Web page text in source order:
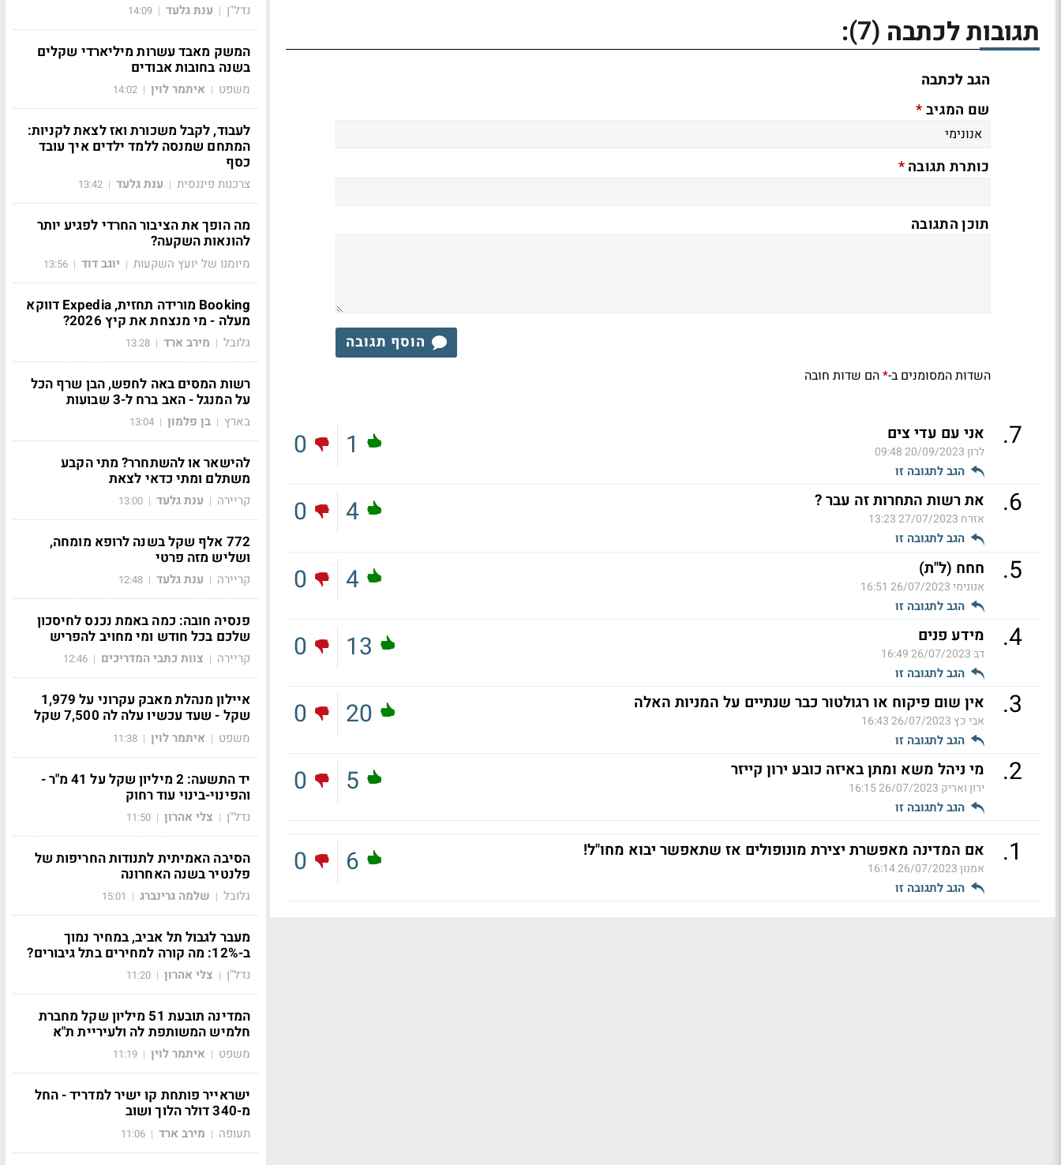
תגובות לכתבה (7)
:
הגב לכתבה
שם המגיב*
כותרת תגובה*
תוכן התגובה
הוסף תגובה
השדות המסומנים ב-*הם שדות חובה
7
. אני עם עדי צים
לרון20/09/2023 09:48
הגב לתגובה זו
1
0
6
. את רשות התחרות זה עבר ?
אזרח 27/07/2023 13:23
הגב לתגובה זו
4
0
5
. חחח (ל"ת)
אנונימי26/07/2023 16:51
הגב לתגובה זו
4
0
4
. מידע פנים
דב26/07/2023 16:49
הגב לתגובה זו
13
0
3
. אין שום פיקוח או רגולטור כבר שנתיים על המניות האלה
אבי כץ 26/07/2023 16:43
הגב לתגובה זו
20
0
2
. מי ניהל משא ומתן באיזה כובע ירון קייזר
ירון ואריק 26/07/2023 16:15
הגב לתגובה זו
5
0
1
. אם המדינה מאפשרת יצירת מונופולים אז שתאפשר יבוא מחו"ל!
אמנון26/07/2023 16:14
הגב לתגובה זו
6
0
נדל"ן | ענת גלעד |
14:09
המשק מאבד עשרות מיליארדי שקלים
בשנה בחובות אבודים
משפט | איתמר לוין |
14:02
לעבוד, לקבל משכורת ואז לצאת לקניות:
המתחם שמנסה ללמד ילדים איך עובד
כסף
צרכנות פיננסית | ענת גלעד |
13:42
מה הופך את הציבור החרדי לפגיע יותר
להונאות השקעה?
מיומנו של יועץ השקעות | יוגב דוד |
13:56
Booking מורידה תחזית, Expedia דווקא
מעלה - מי מנצחת את קיץ 2026?
גלובל | מירב ארד |
13:28
רשות המסים באה לחפש, הבן שרף הכל
על המנגל - האב ברח ל-3 שבועות
בארץ | בן פלמון |
13:04
להישאר או להשתחרר? מתי הקבע
משתלם ומתי כדאי לצאת
קריירה | ענת גלעד |
13:00
772 אלף שקל בשנה לרופא מומחה,
ושליש מזה פרטי
קריירה | ענת גלעד |
12:48
פנסיה חובה: כמה באמת נכנס לחיסכון
שלכם בכל חודש ומי מחויב להפריש
קריירה | צוות כתבי המדריכים |
12:46
איילון מנהלת מאבק עקרוני על 1,979
שקל - שעד עכשיו עלה לה 7,500 שקל
משפט | איתמר לוין |
11:38
יד התשעה: 2 מיליון שקל על 41 מ"ר -
והפינוי-בינוי עוד רחוק
נדל"ן | צלי אהרון |
11:50
הסיבה האמיתית לתנודות החריפות של
פלנטיר בשנה האחרונה
גלובל | שלמה גרינברג |
15:01
מעבר לגבול תל אביב, במחיר נמוך
ב-12%: מה קורה למחירים בתל גיבורים?
נדל"ן | צלי אהרון |
11:20
המדינה תובעת 51 מיליון שקל מחברת
חלמיש המשותפת לה ולעיריית ת"א
משפט | איתמר לוין |
11:19
ישראייר פותחת קו ישיר למדריד - החל
מ-340 דולר הלוך ושוב
תעופה | מירב ארד |
11:06